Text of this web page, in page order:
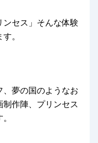
セス」そんな体験
。
、夢の国のようなお
作陣、プリンセス